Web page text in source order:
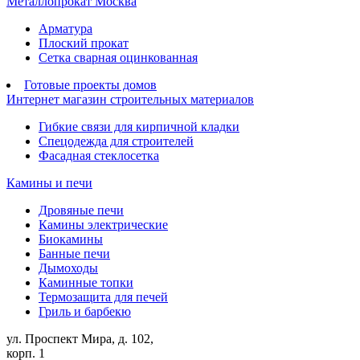
Арматура
Плоский прокат
Сетка сварная оцинкованная
Готовые проекты домов
Интернет магазин строительных материалов
Гибкие связи для кирпичной кладки
Спецодежда для строителей
Фасадная стеклосетка
Камины и печи
Дровяные печи
Камины электрические
Биокамины
Банные печи
Дымоходы
Каминные топки
Термозащита для печей
Гриль и барбекю
ул. Проспект Мира, д. 102,
корп. 1